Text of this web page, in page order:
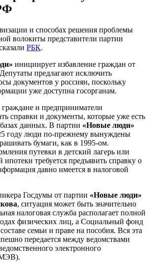
и способах решения проблемы
волокиты представители партии
РБК.
инициирует избавление граждан от
предлагают исключить
документов у россиян, поскольку
уже доступна госорганам.
и предприниматели
справки и документы, которые уже есть
данных. В партии «Новые люди»
году люди по-прежнему вынуждены
бумаги, как в 1995-ом.
путевки в детский лагерь или
ипотеки требуется предъявить справку о
давно имеется в налоговой
Госдумы от партии «Новые люди»
, ситуация может быть значительно
налоговая служба располагает полной
физических лиц, а Социальный фонд
семьи и праве на пособия. Вся эта
передается между ведомствами
электронного